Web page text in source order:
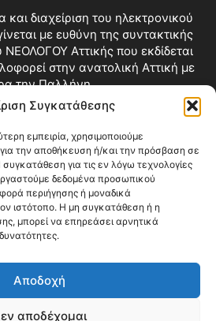
Συγκατάθεσης
εμπειρία, χρησιμοποιούμε
την αποθήκευση ή/και την πρόσβαση σε
για τις εν λόγω τεχνολογίες
δεδομένα προσωπικού
περιήγησης ή μοναδικά
ιστότοπο. Η μη συγκατάθεση ή η
μπορεί να επηρεάσει αρνητικά
Αποδοχή
αποδέχομαι
και διαχείριση του ηλεκτρονικού
με ευθύνη της συντακτικής
Αττικής που εκδίδεται
στην ανατολική Αττική με
την Παλλήνη.
info@neologosattikis.gr
ΜΑΣ
Όροι Χρήσης